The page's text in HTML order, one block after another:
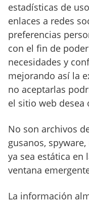
estadísticas de
enlaces a redes
preferencias
con el fin de
necesidades y
mejorando así la
no aceptarlas
el sitio web desea
No son archivos
gusanos,
ya sea estática en
ventana
La información